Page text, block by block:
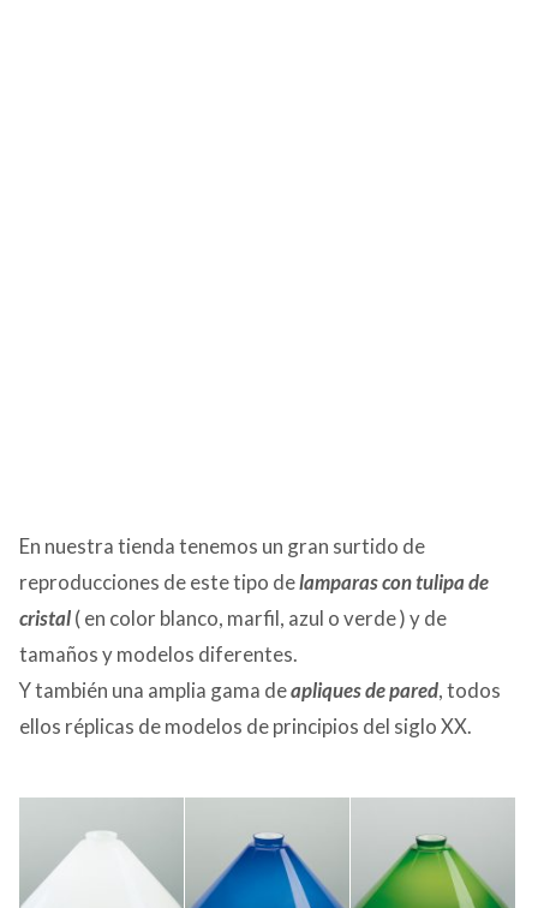
En nuestra tienda tenemos un gran surtido de
reproducciones de este tipo delamparas con tulipa de
cristal( en color blanco, marfil, azul o verde ) y de
tamaños y modelos diferentes.
Y también una amplia gama deapliques de pared, todos
ellos réplicas de modelos de principios del siglo XX.